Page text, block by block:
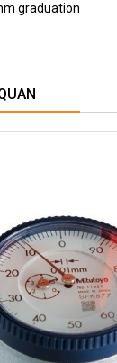
graduation